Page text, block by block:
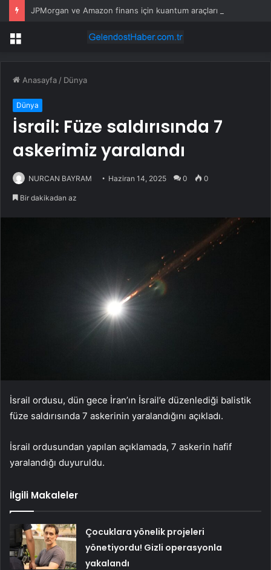
Menü
Anasayfa / Dünya
Dünya
İsrail: Füze saldırısında 7
askerimiz yaralandı
NURCAN BAYRAM Haziran 14, 2025 0 0
Bir dakikadan az
İsrail ordusu, dün gece İran’ın İsrail’e düzenlediği balistik
füze saldırısında 7 askerinin yaralandığını açıkladı.
İsrail ordusundan yapılan açıklamada, 7 askerin hafif
yaralandığı duyuruldu.
İlgili Makaleler
Çocuklara yönelik projeleri
yönetiyordu! Gizli operasyonla
yakalandı